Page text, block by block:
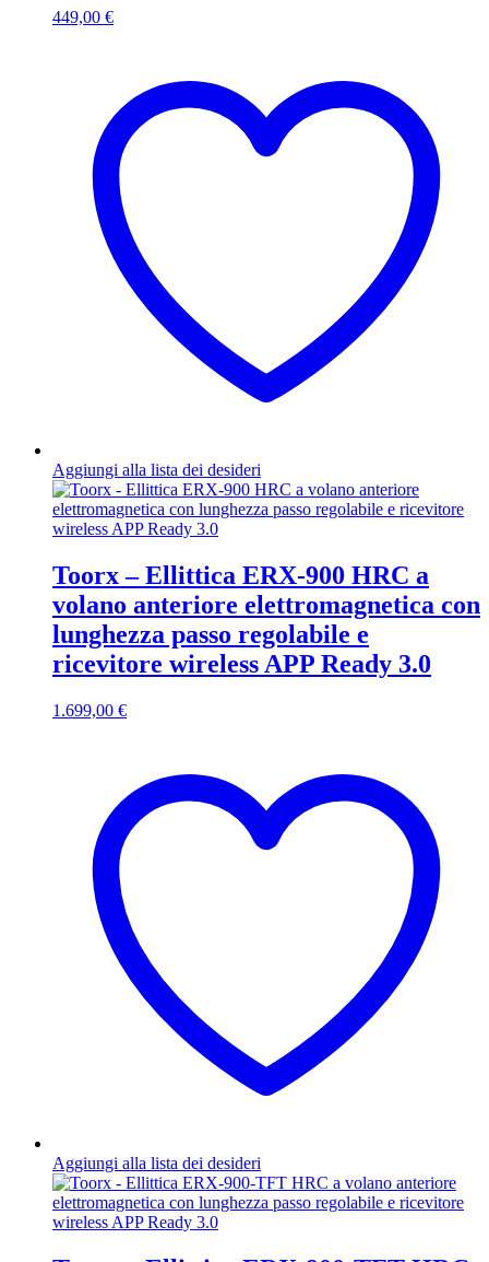
449,00 €
Aggiungi alla lista dei desideri
Toorx – Ellittica ERX-900 HRC a
volano anteriore elettromagnetica con
lunghezza passo regolabile e
ricevitore wireless APP Ready 3.0
1.699,00 €
Aggiungi alla lista dei desideri